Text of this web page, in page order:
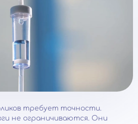
требует точности.
не ограничиваются. Они